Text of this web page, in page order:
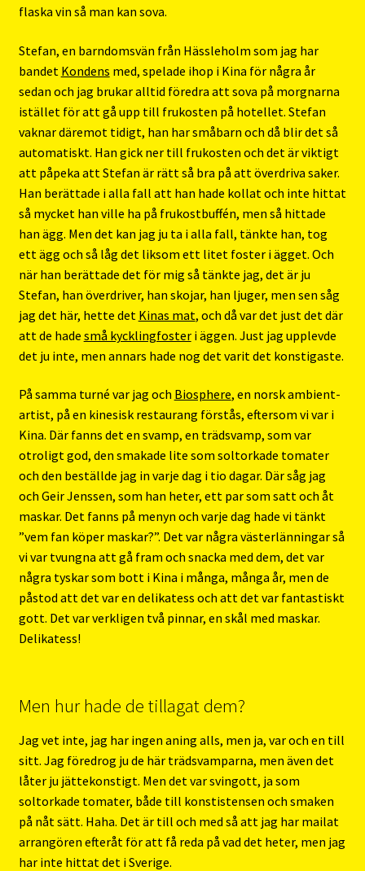
flaska vin så man kan sova.
Stefan, en barndomsvän från Hässleholm som jag har
bandet Kondens med, spelade ihop i Kina för några år
sedan och jag brukar alltid föredra att sova på morgnarna
istället för att gå upp till frukosten på hotellet. Stefan
vaknar däremot tidigt, han har småbarn och då blir det så
automatiskt. Han gick ner till frukosten och det är viktigt
att påpeka att Stefan är rätt så bra på att överdriva saker.
Han berättade i alla fall att han hade kollat och inte hittat
så mycket han ville ha på frukostbuffén, men så hittade
han ägg. Men det kan jag ju ta i alla fall, tänkte han, tog
ett ägg och så låg det liksom ett litet foster i ägget. Och
när han berättade det för mig så tänkte jag, det är ju
Stefan, han överdriver, han skojar, han ljuger, men sen såg
jag det här, hette det Kinas mat, och då var det just det där
att de hade små kycklingfosteri äggen. Just jag upplevde
det ju inte, men annars hade nog det varit det konstigaste.
På samma turné var jag och Biosphere, en norsk ambient-
artist, på en kinesisk restaurang förstås, eftersom vi var i
Kina. Där fanns det en svamp, en trädsvamp, som var
otroligt god, den smakade lite som soltorkade tomater
och den beställde jag in varje dag i tio dagar. Där såg jag
och Geir Jenssen, som han heter, ett par som satt och åt
maskar. Det fanns på menyn och varje dag hade vi tänkt
”vem fan köper maskar?”. Det var några västerlänningar så
vi var tvungna att gå fram och snacka med dem, det var
några tyskar som bott i Kina i många, många år, men de
påstod att det var en delikatess och att det var fantastiskt
gott. Det var verkligen två pinnar, en skål med maskar.
Delikatess!
Men hur hade de tillagat dem?
Jag vet inte, jag har ingen aning alls, men ja, var och en till
sitt. Jag föredrog ju de här trädsvamparna, men även det
låter ju jättekonstigt. Men det var svingott, ja som
soltorkade tomater, både till konstistensen och smaken
på nåt sätt. Haha. Det är till och med så att jag har mailat
arrangören efteråt för att få reda på vad det heter, men jag
har inte hittat det i Sverige.